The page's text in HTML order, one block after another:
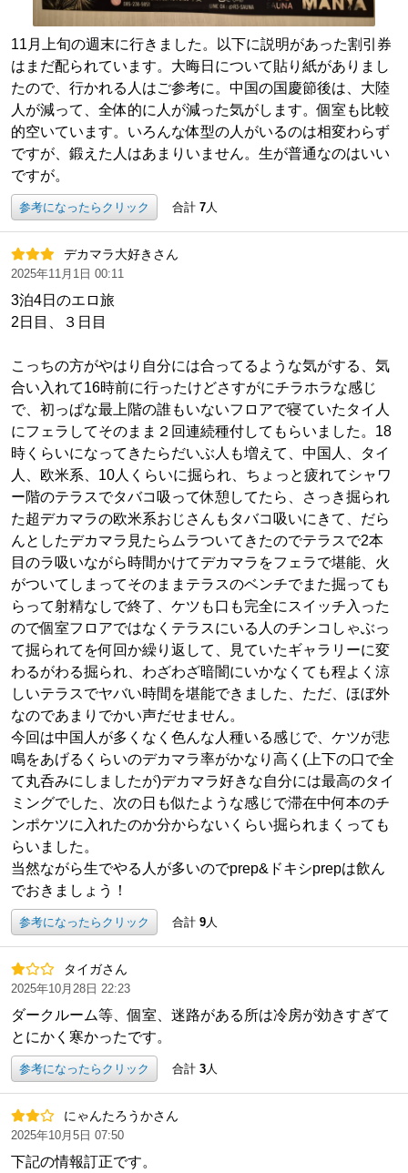
11月上旬の週末に行きました。以下に説明があった割引券
はまだ配られています。大晦日について貼り紙がありまし
たので、行かれる人はご参考に。中国の国慶節後は、大陸
人が減って、全体的に人が減った気がします。個室も比較
的空いています。いろんな体型の人がいるのは相変わらず
ですが、鍛えた人はあまりいません。生が普通なのはいい
ですが。
参考になったらクリック 合計 7人
デカマラ大好きさん
2025年11月1日 00:11
3泊4日のエロ旅
2日目、３日目
こっちの方がやはり自分には合ってるような気がする、気
合い入れて16時前に行ったけどさすがにチラホラな感じ
で、初っぱな最上階の誰もいないフロアで寝ていたタイ人
にフェラしてそのまま２回連続種付してもらいました。18
時くらいになってきたらだいぶ人も増えて、中国人、タイ
人、欧米系、10人くらいに掘られ、ちょっと疲れてシャワ
ー階のテラスでタバコ吸って休憩してたら、さっき掘られ
た超デカマラの欧米系おじさんもタバコ吸いにきて、だら
んとしたデカマラ見たらムラついてきたのでテラスで2本
目のラ吸いながら時間かけてデカマラをフェラで堪能、火
がついてしまってそのままテラスのベンチでまた掘っても
らって射精なしで終了、ケツも口も完全にスイッチ入った
ので個室フロアではなくテラスにいる人のチンコしゃぶっ
て掘られてを何回か繰り返して、見ていたギャラリーに変
わるがわる掘られ、わざわざ暗闇にいかなくても程よく涼
しいテラスでヤバい時間を堪能できました、ただ、ほぼ外
なのであまりでかい声だせません。
今回は中国人が多くなく色んな人種いる感じで、ケツが悲
鳴をあげるくらいのデカマラ率がかなり高く(上下の口で全
て丸呑みにしましたが)デカマラ好きな自分には最高のタイ
ミングでした、次の日も似たような感じで滞在中何本のチ
ンポケツに入れたのか分からないくらい掘られまくっても
らいました。
当然ながら生でやる人が多いのでprep&ドキシprepは飲ん
でおきましょう！
参考になったらクリック 合計 9人
タイガさん
2025年10月28日 22:23
ダークルーム等、個室、迷路がある所は冷房が効きすぎて
とにかく寒かったです。
参考になったらクリック 合計 3人
にゃんたろうかさん
2025年10月5日 07:50
下記の情報訂正です。